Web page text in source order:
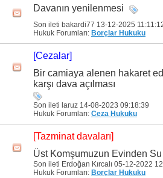
Davanın yenilenmesi
Son ileti bakardi77 13-12-2025
Hukuk Forumları: Borçlar Hukuku
[Cezalar]
Bir camiaya alenen hakaret
karşı dava açılması
Son ileti laruz 14-08-2023 09:18:39
Hukuk Forumları: Ceza Hukuku
[Tazminat davaları]
Üst Komşumuzun Evinden Su
Son ileti Erdoğan Kırcalı 05-12-2022
Hukuk Forumları: Borçlar Hukuku